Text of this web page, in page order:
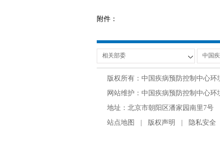
附件：
版权所有：中国疾病预防控制中心环
网站维护：中国疾病预防控制中心
地址：北京市朝阳区潘家园南里7号
站点地图
版权声明 隐私安全